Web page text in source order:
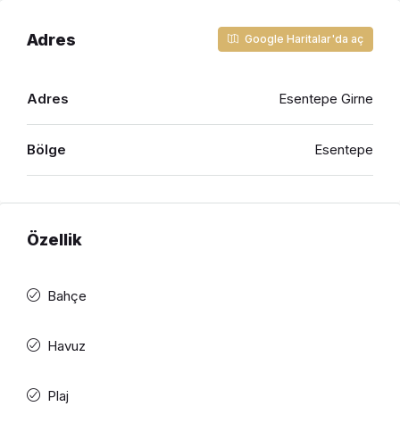
Adres Google Haritalar'da aç
Adres Esentepe Girne
Bölge Esentepe
Özellik
Bahçe
Havuz
Plaj